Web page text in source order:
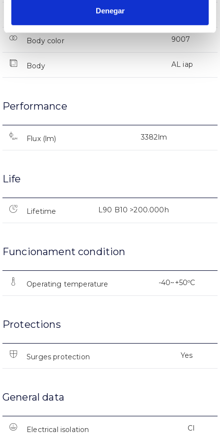
Denegar
Body color 9007
Body AL iap
Performance
Flux (lm) 3382lm
Life
Lifetime L90 B10 >200.000h
Funcionament condition
Operating temperature -40~+50ºC
Protections
Surges protection Yes
General data
Electrical isolation CI